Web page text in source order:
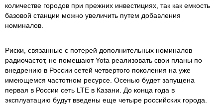
количестве городов при прежних инвестициях, так как емкость
базовой станции можно увеличить путем добавления
номиналов.
Риски, связанные с потерей дополнительных номиналов
радиочастот, не помешают Yota реализовать свои планы по
внедрению в России сетей четвертого поколения на уже
имеющемся частотном ресурсе. Осенью будет запущена
первая в России сеть LTE в Казани. До конца года в
эксплуатацию будут введены еще четыре российских города.